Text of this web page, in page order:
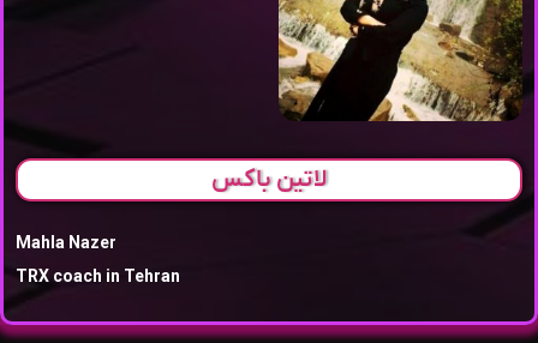
لاتین باکس
Mahla Nazer
TRX coach in Tehran